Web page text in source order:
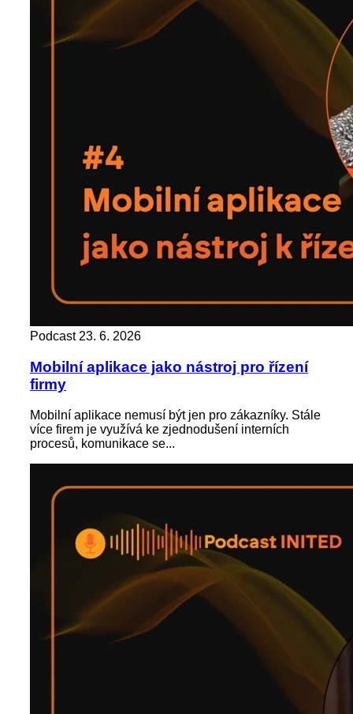
Podcast 23. 6. 2026
Mobilní aplikace jako nástroj pro řízení
firmy
Mobilní aplikace nemusí být jen pro zákazníky. Stále
více firem je využívá ke zjednodušení interních
procesů, komunikace se...